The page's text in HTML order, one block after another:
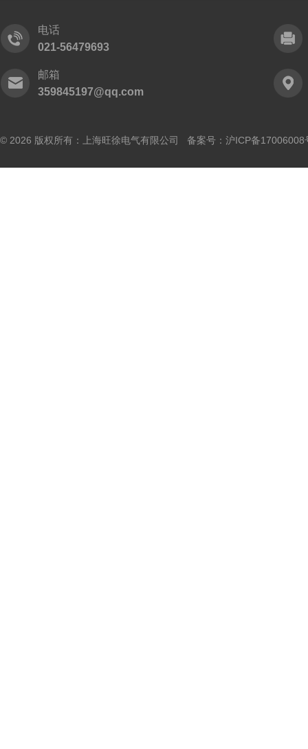
电话
021-56479693
邮箱
359845197@qq.com
© 2026 版权所有：上海旺徐电气有限公司 备案号： 沪ICP备17006008